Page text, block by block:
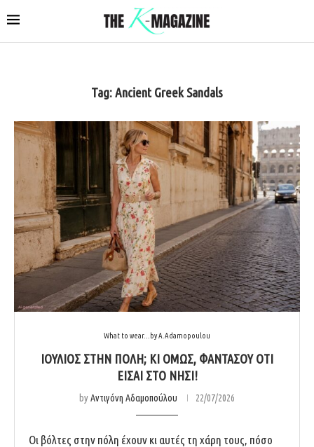
Tag:Ancient Greek Sandals
What to wear...by A.Adamopoulou
ΙΟΎΛΙΟΣ ΣΤΗΝ ΠΌΛΗ; ΚΙ ΌΜΩΣ, ΦΑΝΤΆΣΟΥ ΌΤΙ
ΕΊΣΑΙ ΣΤΟ ΝΗΣΊ!
byΑντιγόνη Αδαμοπούλου 22/07/2026
Οι βόλτες στην πόλη έχουν κι αυτές τη χάρη τους, πόσο